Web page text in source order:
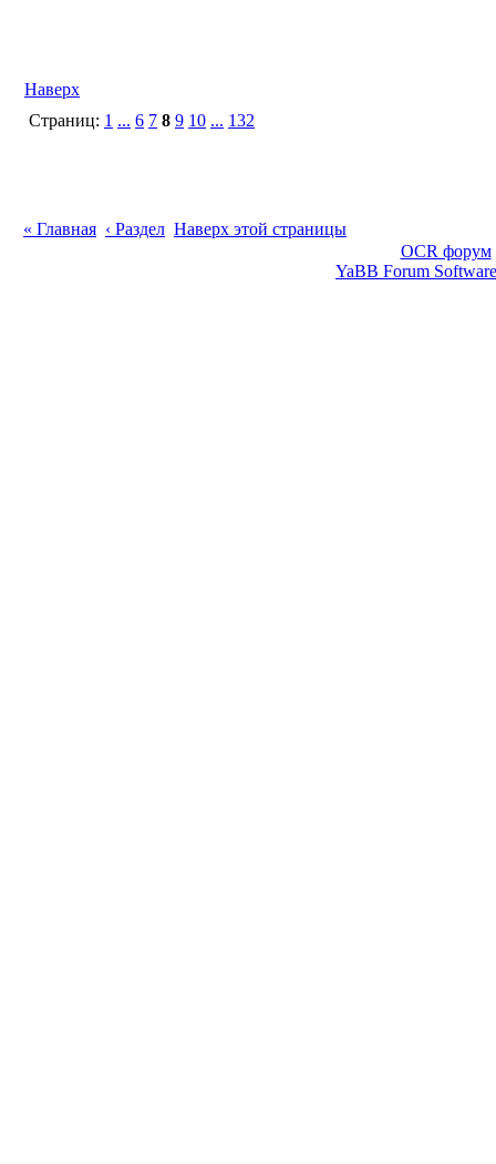
Наверх
Страниц: 1 ... 6 7 8 9 10 ... 132
« Главная ‹ Раздел Наверх этой страницы
OCR форум
YaBB Forum Software